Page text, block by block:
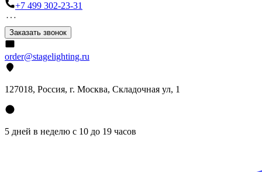
+7 499 302-23-31
Заказать звонок
order@stagelighting.ru
127018, Россия, г. Москва, Складочная ул, 1
5 дней в неделю с 10 до 19 часов